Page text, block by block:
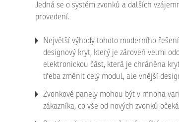
Jedná se o systém zvonků a dalších
provedení.
Největší výhody tohoto moderního
designový kryt, který je zároveň velmi
elektronickou část, která je chráněna
třeba změnit celý modul, ale vnější
Zvonkové panely mohou být v mnoha
zákazníka, co vše od nových zvonků